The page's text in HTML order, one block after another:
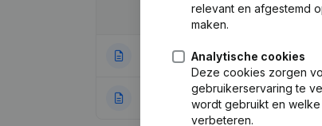
Publicatie
21-08-2017
01-04-2016 Rubriek
relevant en afgestemd
maken.
Analytische cookies
Deze cookies zorgen
gebruikerservaring te
wordt gebruikt en
verbeteren.